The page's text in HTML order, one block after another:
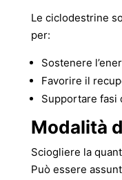
Le ciclodestrine
per:
Sostenere
Favorire il
Supportare fasi
Modalità
Sciogliere la
Può essere